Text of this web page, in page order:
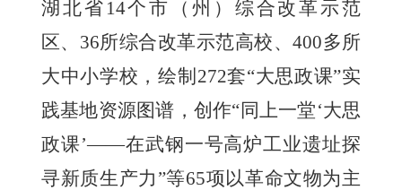
湖北省14个市（州）综合改革示范
区、36所综合改革示范高校、400多所
大中小学校，绘制272套“大思政课”实
践基地资源图谱，创作“同上一堂‘大思
政课’——在武钢一号高炉工业遗址探
寻新质生产力”等65项以革命文物为主